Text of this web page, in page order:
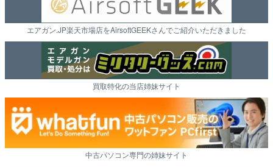
エアガン.JP楽天市場店をAirsoftGEEKさんでご紹介いただきました
買取特化の当店姉妹サイト
中古パソコン専門の姉妹サイト